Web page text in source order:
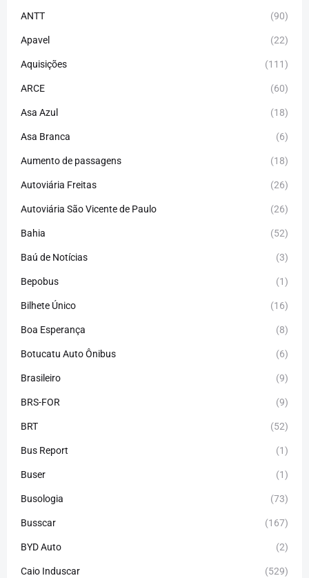
ANTT (90)
Apavel (22)
Aquisições (111)
ARCE (60)
Asa Azul (18)
Asa Branca (6)
Aumento de passagens (18)
Autoviária Freitas (26)
Autoviária São Vicente de Paulo (26)
Bahia (52)
Baú de Notícias (3)
Bepobus (1)
Bilhete Único (16)
Boa Esperança (8)
Botucatu Auto Ônibus (6)
Brasileiro (9)
BRS-FOR (9)
BRT (52)
Bus Report (1)
Buser (1)
Busologia (73)
Busscar (167)
BYD Auto (2)
Caio Induscar (529)